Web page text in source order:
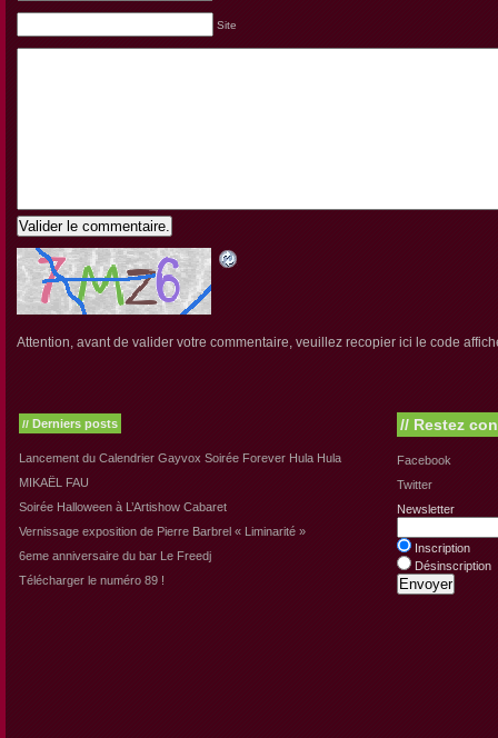
Site
Valider le commentaire.
Attention, avant de valider votre commentaire, veuillez recopier ici le code
// Derniers posts
Lancement du Calendrier Gayvox Soirée Forever Hula Hula
MIKAËL FAU
Soirée Halloween à L’Artishow Cabaret
Vernissage exposition de Pierre Barbrel « Liminarité »
6eme anniversaire du bar Le Freedj
Télécharger le numéro 89 !
// Restez
Facebook
Twitter
Newsletter
Inscription
Désinscription